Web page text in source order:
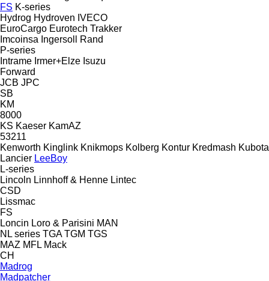
FS K-series
Hydrog Hydroven IVECO
EuroCargo Eurotech Trakker
Imcoinsa Ingersoll Rand
P-series
Intrame Irmer+Elze Isuzu
Forward
JCB JPC
SB
KM
8000
KS Kaeser KamAZ
53211
Kenworth Kinglink Knikmops Kolberg Kontur Kredmash Kubota
Lancier LeeBoy
L-series
Lincoln Linnhoff & Henne Lintec
CSD
Lissmac
FS
Loncin Loro & Parisini MAN
NL series TGA TGM TGS
MAZ MFL Mack
CH
Madrog
Madpatcher